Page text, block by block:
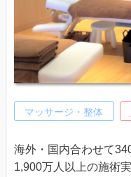
マッサージ・整体
海外・国内合わせて
1,900万人以上の施術